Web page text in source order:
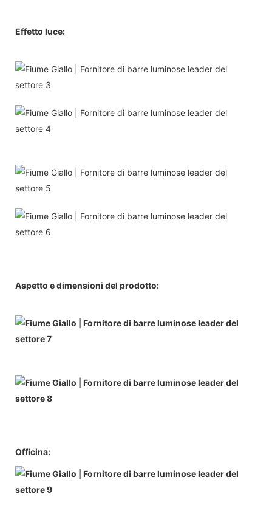
Effetto luce:
Aspetto e dimensioni del prodotto:
Officina: